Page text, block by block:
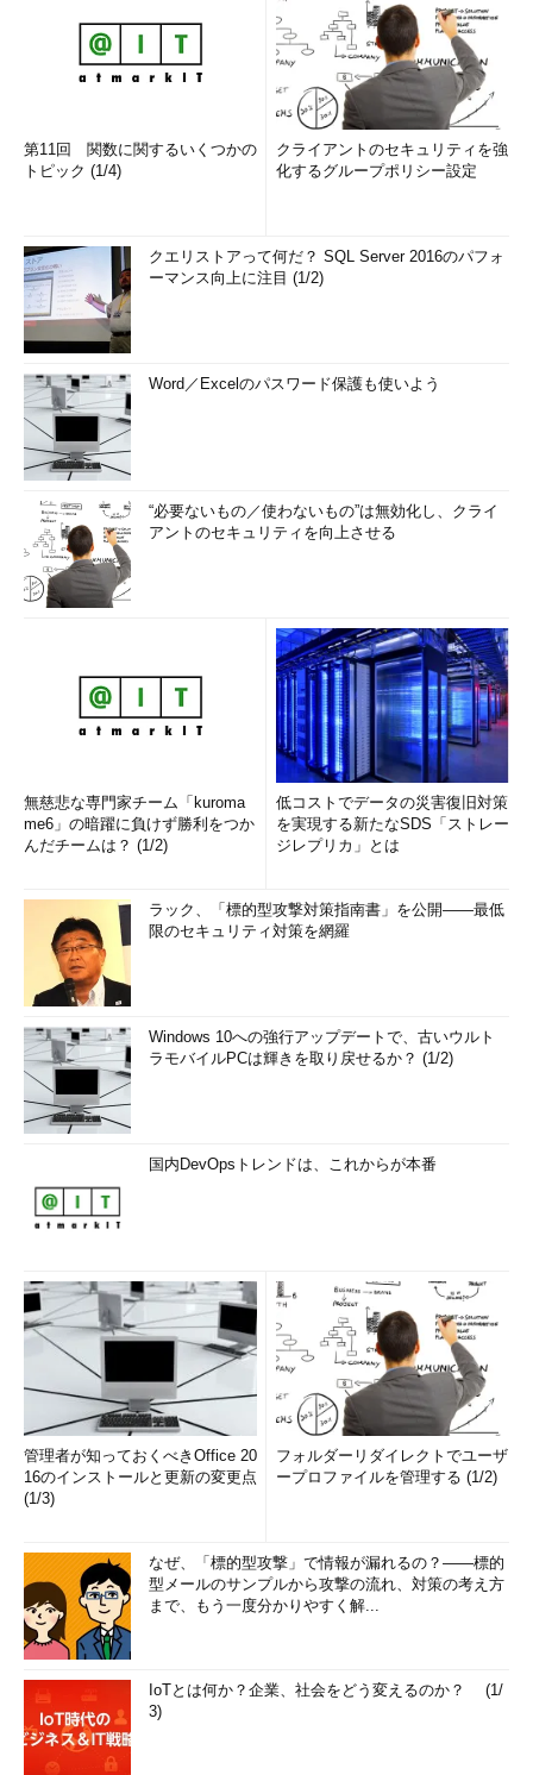
第11回 関数に関するいくつかの
トピック (1/4)
クライアントのセキュリティを強
化するグループポリシー設定
クエリストアって何だ？ SQL Server 2016のパフォ
ーマンス向上に注目 (1/2)
Word／Excelのパスワード保護も使いよう
“必要ないもの／使わないもの”は無効化し、クライ
アントのセキュリティを向上させる
無慈悲な専門家チーム「kuroma
me6」の暗躍に負けず勝利をつか
んだチームは？ (1/2)
低コストでデータの災害復旧対策
を実現する新たなSDS「ストレー
ジレプリカ」とは
ラック、「標的型攻撃対策指南書」を公開――最低
限のセキュリティ対策を網羅
Windows 10への強行アップデートで、古いウルト
ラモバイルPCは輝きを取り戻せるか？ (1/2)
国内DevOpsトレンドは、これからが本番
管理者が知っておくべきOffice 20
16のインストールと更新の変更点
(1/3)
フォルダーリダイレクトでユーザ
ープロファイルを管理する (1/2)
なぜ、「標的型攻撃」で情報が漏れるの？――標的
型メールのサンプルから攻撃の流れ、対策の考え方
まで、もう一度分かりやすく解...
IoTとは何か？企業、社会をどう変えるのか？ (1/
3)